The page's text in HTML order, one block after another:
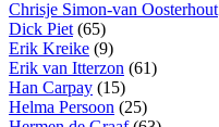
Chrisje Simon-van Oosterhout
Dick Piet (65)
Erik Kreike (9)
Erik van Itterzon (61)
Han Carpay (15)
Helma Persoon (25)